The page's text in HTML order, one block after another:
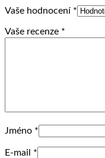
Vaše hodnocení *
Vaše recenze *
Jméno *
E-mail *